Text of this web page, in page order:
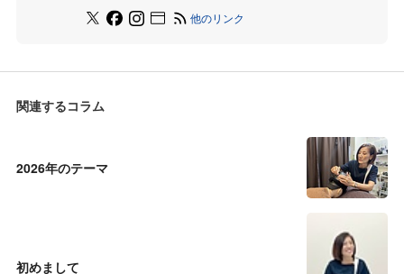
他のリンク
関連するコラム
2026年のテーマ
初めまして